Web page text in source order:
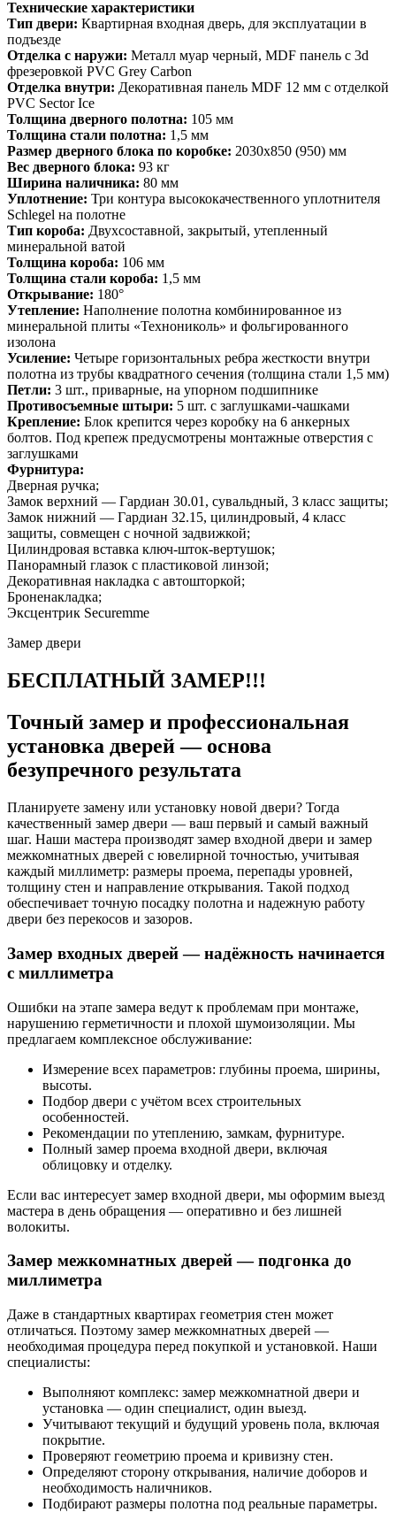
Технические характеристики
Тип двери: Квартирная входная дверь, для эксплуатации в
подъезде
Отделка с наружи: Металл муар черный, MDF панель с 3d
фрезеровкой PVC Grey Carbon
Отделка внутри: Декоративная панель MDF 12 мм с отделкой
PVC Sector Ice
Толщина дверного полотна: 105 мм
Толщина стали полотна: 1,5 мм
Размер дверного блока по коробке: 2030х850 (950) мм
Вес дверного блока: 93 кг
Ширина наличника: 80 мм
Уплотнение: Три контура высококачественного уплотнителя
Schlegel на полотне
Тип короба: Двухсоставной, закрытый, утепленный
минеральной ватой
Толщина короба: 106 мм
Толщина стали короба: 1,5 мм
Открывание: 180°
Утепление: Наполнение полотна комбинированное из
минеральной плиты «Технониколь» и фольгированного
изолона
Усиление: Четыре горизонтальных ребра жесткости внутри
полотна из трубы квадратного сечения (толщина стали 1,5 мм)
Петли: 3 шт., приварные, на упорном подшипнике
Противосъемные штыри: 5 шт. с заглушками-чашками
Крепление: Блок крепится через коробку на 6 анкерных
болтов. Под крепеж предусмотрены монтажные отверстия с
заглушками
Фурнитура:
Дверная ручка;
Замок верхний — Гардиан 30.01, сувальдный, 3 класс защиты;
Замок нижний — Гардиан 32.15, цилиндровый, 4 класс
защиты, совмещен с ночной задвижкой;
Цилиндровая вставка ключ-шток-вертушок;
Панорамный глазок с пластиковой линзой;
Декоративная накладка с автошторкой;
Броненакладка;
Эксцентрик Securemme
Замер двери
БЕСПЛАТНЫЙ ЗАМЕР!!!
Точный замер и профессиональная
установка дверей — основа
безупречного результата
Планируете замену или установку новой двери? Тогда
качественный замер двери — ваш первый и самый важный
шаг. Наши мастера производят замер входной двери и замер
межкомнатных дверей с ювелирной точностью, учитывая
каждый миллиметр: размеры проема, перепады уровней,
толщину стен и направление открывания. Такой подход
обеспечивает точную посадку полотна и надежную работу
двери без перекосов и зазоров.
Замер входных дверей — надёжность начинается
с миллиметра
Ошибки на этапе замера ведут к проблемам при монтаже,
нарушению герметичности и плохой шумоизоляции. Мы
предлагаем комплексное обслуживание:
Измерение всех параметров: глубины проема, ширины,
высоты.
Подбор двери с учётом всех строительных
особенностей.
Рекомендации по утеплению, замкам, фурнитуре.
Полный замер проема входной двери, включая
облицовку и отделку.
Если вас интересует замер входной двери, мы оформим выезд
мастера в день обращения — оперативно и без лишней
волокиты.
Замер межкомнатных дверей — подгонка до
миллиметра
Даже в стандартных квартирах геометрия стен может
отличаться. Поэтому замер межкомнатных дверей —
необходимая процедура перед покупкой и установкой. Наши
специалисты:
Выполняют комплекс: замер межкомнатной двери и
установка — один специалист, один выезд.
Учитывают текущий и будущий уровень пола, включая
покрытие.
Проверяют геометрию проема и кривизну стен.
Определяют сторону открывания, наличие доборов и
необходимость наличников.
Подбирают размеры полотна под реальные параметры.